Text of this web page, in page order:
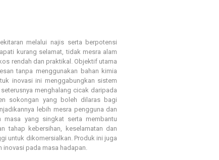
melalui najis serta berpotensi
kurang selamat, tidak mesra alam
rendah dan praktikal. Objektif utama
tanpa menggunakan bahan kimia
inovasi ini menggabungkan sistem
menghalang cicak daripada
sokongan yang boleh dilaras bagi
lebih mesra pengguna dan
masa yang singkat serta membantu
tahap kebersihan, keselamatan dan
untuk dikomersialkan. Produk ini juga
inovasi pada masa hadapan.